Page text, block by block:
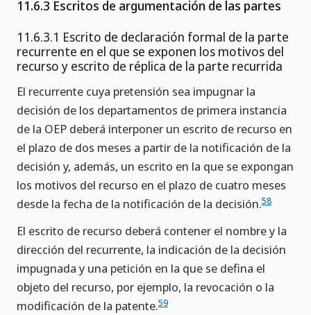
11.6.3 Escritos de argumentación de las partes
11.6.3.1 Escrito de declaración formal de la parte
recurrente en el que se exponen los motivos del
recurso y escrito de réplica de la parte recurrida
El recurrente cuya pretensión sea impugnar la
decisión de los departamentos de primera instancia
de la OEP deberá interponer un escrito de recurso en
el plazo de dos meses a partir de la notificación de la
decisión y, además, un escrito en la que se expongan
los motivos del recurso en el plazo de cuatro meses
desde la fecha de la notificación de la decisión.58
El escrito de recurso deberá contener el nombre y la
dirección del recurrente, la indicación de la decisión
impugnada y una petición en la que se defina el
objeto del recurso, por ejemplo, la revocación o la
modificación de la patente.59